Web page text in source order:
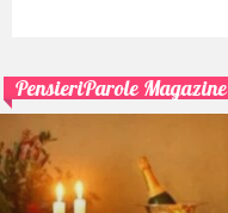
PensieriParole Magazine